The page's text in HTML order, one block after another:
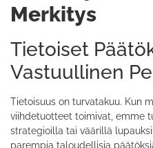
Merkitys
Tietoiset
Vastuullinen
Tietoisuus on turvatakuu. Kun
viihdetuotteet toimivat, emme
strategioilla tai väärillä
parempia taloudellisia